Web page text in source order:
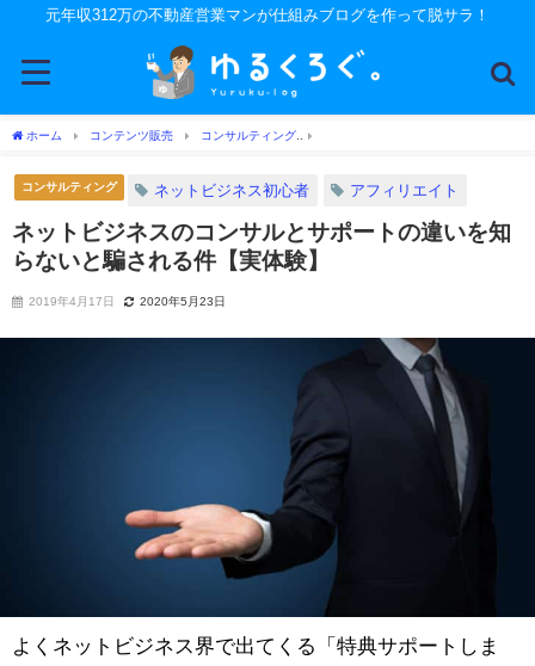
元年収312万の不動産営業マンが仕組みブログを作って脱サラ！
ホーム コンテンツ販売 コンサルティング
コンサルティング ネットビジネス初心者 アフィリエイト
ネットビジネスのコンサルとサポートの違いを知
らないと騙される件【実体験】
2019年4月17日 2020年5月23日
よくネットビジネス界で出てくる「特典サポートしま